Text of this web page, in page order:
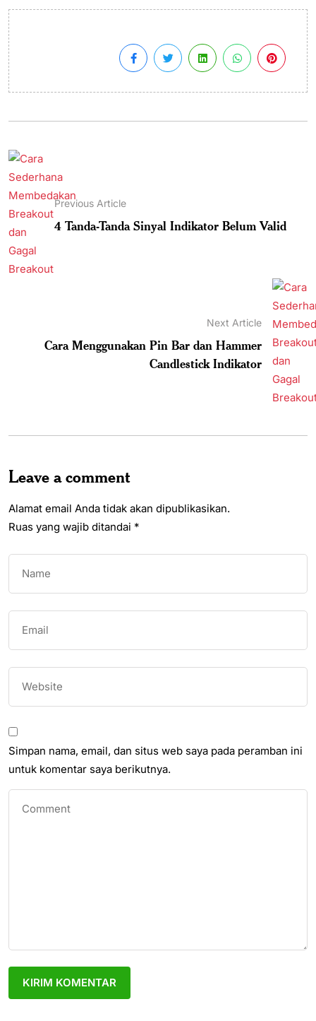
Previous Article
4 Tanda-Tanda Sinyal Indikator Belum Valid
Next Article
Cara Menggunakan Pin Bar dan Hammer
Candlestick Indikator
Leave a comment
Alamat email Anda tidak akan dipublikasikan.
Ruas yang wajib ditandai *
Simpan nama, email, dan situs web saya pada peramban ini
untuk komentar saya berikutnya.